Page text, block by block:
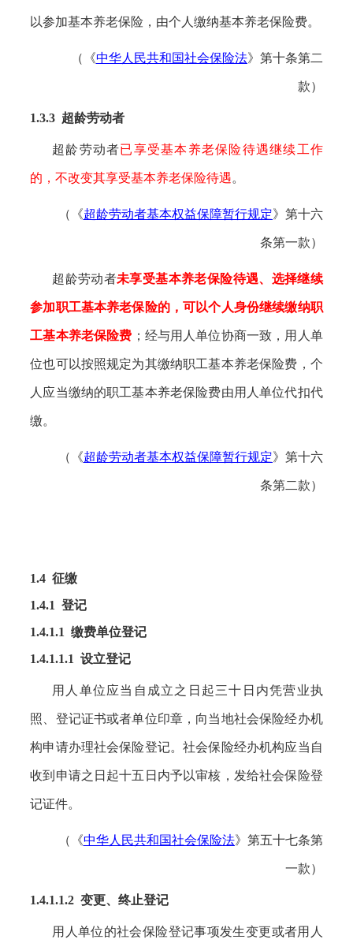
以参加基本养老保险，由个人缴纳基本养老保险费。
（《中华人民共和国社会保险法》第十条第二
款）
1.3.3 超龄劳动者
超龄劳动者已享受基本养老保险待遇继续工作
的，不改变其享受基本养老保险待遇。
（《超龄劳动者基本权益保障暂行规定》 第十六
条第一款）
超龄劳动者未享受基本养老保险待遇、选择继续
参加职工基本养老保险的，可以个人身份继续缴纳职
工基本养老保险费 ；经与用人单位协商一致，用人单
位也可以按照规定为其缴纳职工基本养老保险费，个
人应当缴纳的职工基本养老保险费由用人单位代扣代
缴。
（《超龄劳动者基本权益保障暂行规定》 第十六
条第二款）
1.4 征缴
1.4.1 登记
1.4.1.1 缴费单位登记
1.4.1.1.1 设立登记
用人单位应当自成立之日起三十日内凭营业执
照、登记证书或者单位印章，向当地社会保险经办机
构申请办理社会保险登记。社会保险经办机构应当自
收到申请之日起十五日内予以审核，发给社会保险登
记证件。
（《中华人民共和国社会保险法》第五十七条第
一款）
1.4.1.1.2 变更、终止登记
用人单位的社会保险登记事项发生变更或者用人